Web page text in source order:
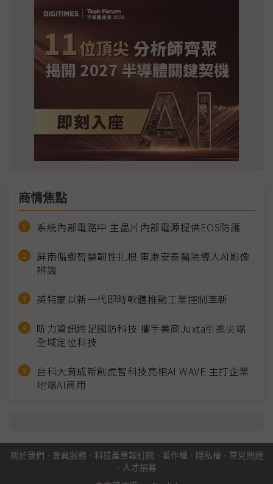
商情焦點
系統內部電路中 主晶片內部電源提供EOS防護
屏南偏鄉智慧韌性扎根 東港安泰醫院導入AI影像
辨識
英特蒙以新一代即時軟體推動工業控制革新
昕力資訊跨足國防科技 攜手美商Juxta引進尖端
全域定位科技
台科大育成新創虎智科技亮相AI WAVE 主打企業
地端AI商用
關於我們 · 會員服務 · 科技產業報訂閱 · 著作權 · 隱私權 · 常見問題
· 人才招募